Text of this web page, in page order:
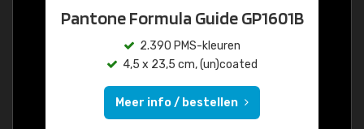
Pantone Formula Guide GP1601B
2.390 PMS-kleuren
4,5 x 23,5 cm, (un)coated
Meer info / bestellen